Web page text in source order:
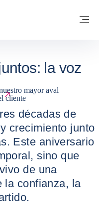
TRADE
la voz
mayor aval
cliente
décadas de
crecimiento junto
Este aniversario
sino que
de una
la confianza, la